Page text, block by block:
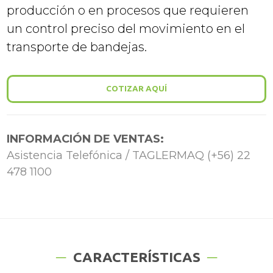
producción o en procesos que requieren
un control preciso del movimiento en el
transporte de bandejas.
COTIZAR AQUÍ
INFORMACIÓN DE VENTAS:
Asistencia Telefónica / TAGLERMAQ (+56) 22
478 1100
CARACTERÍSTICAS